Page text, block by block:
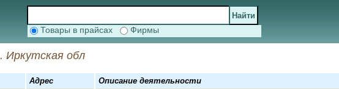
Товары в прайсах Фирмы
Иркутская обл
Адрес Описание деятельности